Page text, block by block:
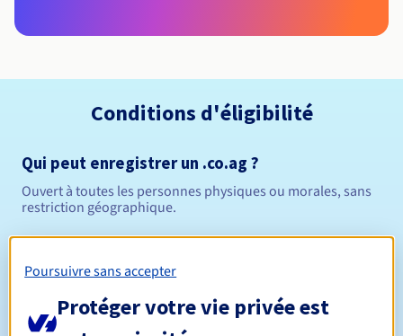
Conditions d'éligibilité
Qui peut enregistrer un .co.ag ?
Ouvert à toutes les personnes physiques ou morales, sans
restriction géographique.
Durée de réservation Entre 1 et 10 ans
Poursuivre sans accepter
Protéger votre vie privée est